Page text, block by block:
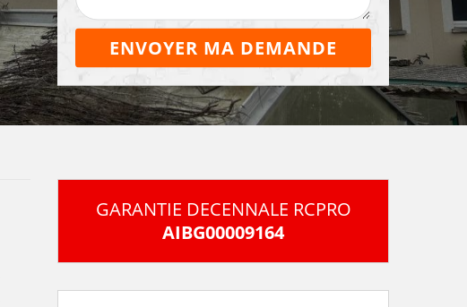
GARANTIE DECENNALE RCPRO
AIBG00009164